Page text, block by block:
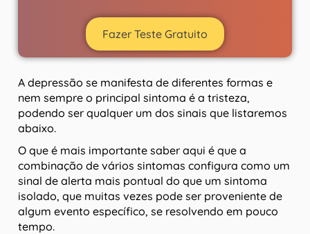
Fazer Teste Gratuito
A depressão se manifesta de diferentes formas e
nem sempre o principal sintoma é a tristeza,
podendo ser qualquer um dos sinais que listaremos
abaixo.
O que é mais importante saber aqui é que a
combinação de vários sintomas configura como um
sinal de alerta mais pontual do que um sintoma
isolado, que muitas vezes pode ser proveniente de
algum evento específico, se resolvendo em pouco
tempo.